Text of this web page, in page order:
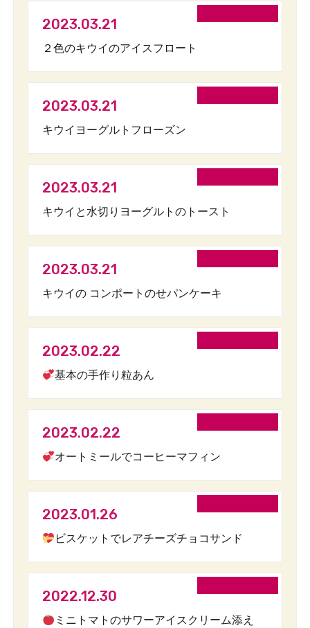
2023.03.21
２色のキウイのアイスフロート
2023.03.21
キウイヨーグルトフローズン
2023.03.21
キウイと水切りヨーグルトのトースト
2023.03.21
キウイの コンポートのせパンケーキ
2023.02.22
基本の手作り粒あん
2023.02.22
オートミールでコーヒーマフィン
2023.01.26
ビスケットでレアチーズチョコサンド
2022.12.30
ミニトマトのサワーアイスクリーム添え